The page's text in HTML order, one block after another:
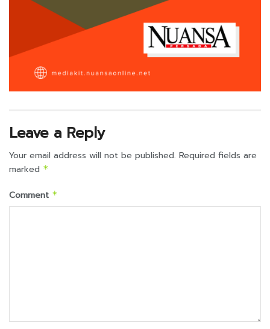
Leave a Reply
Your email address will not be published. Required fields are
marked *
Comment *